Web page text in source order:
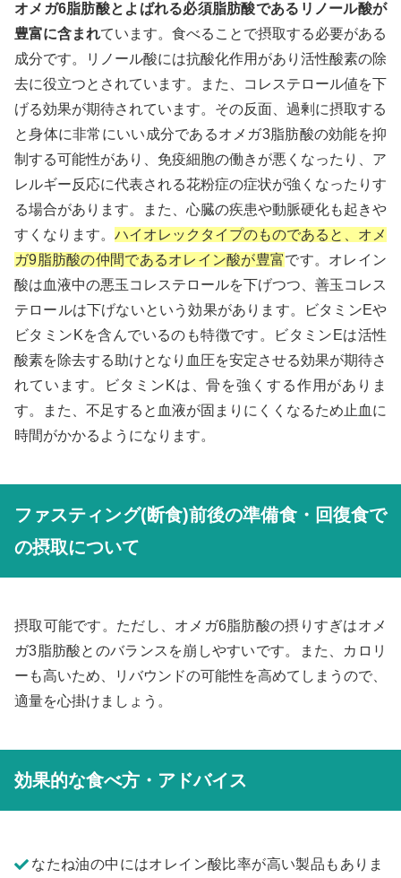
オメガ6脂肪酸とよばれる必須脂肪酸であるリノール酸が
豊富に含まれています。食べることで摂取する必要がある
成分です。リノール酸には抗酸化作用があり活性酸素の除
去に役立つとされています。また、コレステロール値を下
げる効果が期待されています。その反面、過剰に摂取する
と身体に非常にいい成分であるオメガ3脂肪酸の効能を抑
制する可能性があり、免疫細胞の働きが悪くなったり、ア
レルギー反応に代表される花粉症の症状が強くなったりす
る場合があります。また、心臓の疾患や動脈硬化も起きや
すくなります。 ハイオレックタイプのものであると、オメ
ガ9脂肪酸の仲間であるオレイン酸が豊富です。オレイン
酸は血液中の悪玉コレステロールを下げつつ、善玉コレス
テロールは下げないという効果があります。ビタミンEや
ビタミンKを含んでいるのも特徴です。ビタミンEは活性
酸素を除去する助けとなり血圧を安定させる効果が期待さ
れています。ビタミンKは、骨を強くする作用がありま
す。また、不足すると血液が固まりにくくなるため止血に
時間がかかるようになります。
ファスティング(断食)前後の準備食・回復食で
の摂取について
摂取可能です。ただし、オメガ6脂肪酸の摂りすぎはオメ
ガ3脂肪酸とのバランスを崩しやすいです。また、カロリ
ーも高いため、リバウンドの可能性を高めてしまうので、
適量を心掛けましょう。
効果的な食べ方・アドバイス
なたね油の中にはオレイン酸比率が高い製品もありま